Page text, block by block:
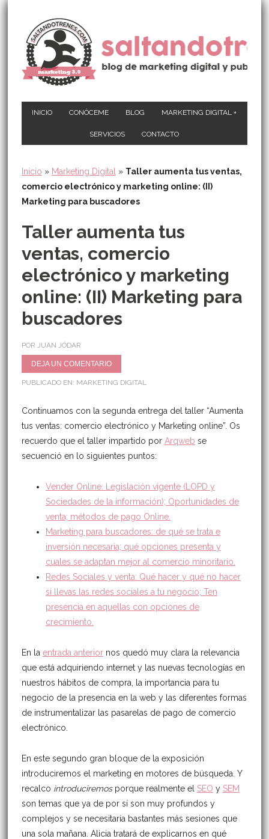
INICIO CONÓCEME BLOG MARKETING DIGITAL +
SERVICIOS CONTACTO
Inicio » Marketing Digital » Taller aumenta tus ventas,
comercio electrónico y marketing online: (II)
Marketing para buscadores
Taller aumenta tus
ventas, comercio
electrónico y marketing
online: (II) Marketing para
buscadores
POR JUAN JÓDAR
DEJA UN COMENTARIO
PUBLICADO EN: MARKETING DIGITAL
Continuamos con la segunda entrega del taller “Aumenta
tus ventas: comercio electrónico y Marketing online”. Os
recuerdo que el taller impartido por Arqweb se
secuenció en lo siguientes puntos:
Vender Online: Legislación vigente (LOPD y
Sociedades de la información); Oportunidades de
venta; métodos de pago Online.
Marketing para buscadores: de qué se trata e
inversión necesaria; qué opciones presenta y
cuales se adaptan mejor al comercio minoritario.
Redes Sociales y venta: Qué hacer y qué no hacer
si llevas las redes sociales a tu negocio; Ten
presencia en aquellas con opciones de
crecimiento.
En la entrada anteriornos quedó muy clara la relevancia
que está adquiriendo internet y las nuevas tecnologías en
nuestros hábitos de compra, la importancia para tu
negocio de la presencia en la web y las diferentes formas
de instrumentalizar las pasarelas de pago de comercio
electrónico.
En este segundo gran bloque de la exposición
introduciremos el marketing en motores de búsqueda. Y
recalco introduciremosporque realmente el SEO y SEM
son temas que ya de por sí son muy profundos y
complejos y se necesitaría bastantes más sesiones que
una sola mañana. Alicia tratará de explicarnos en qué